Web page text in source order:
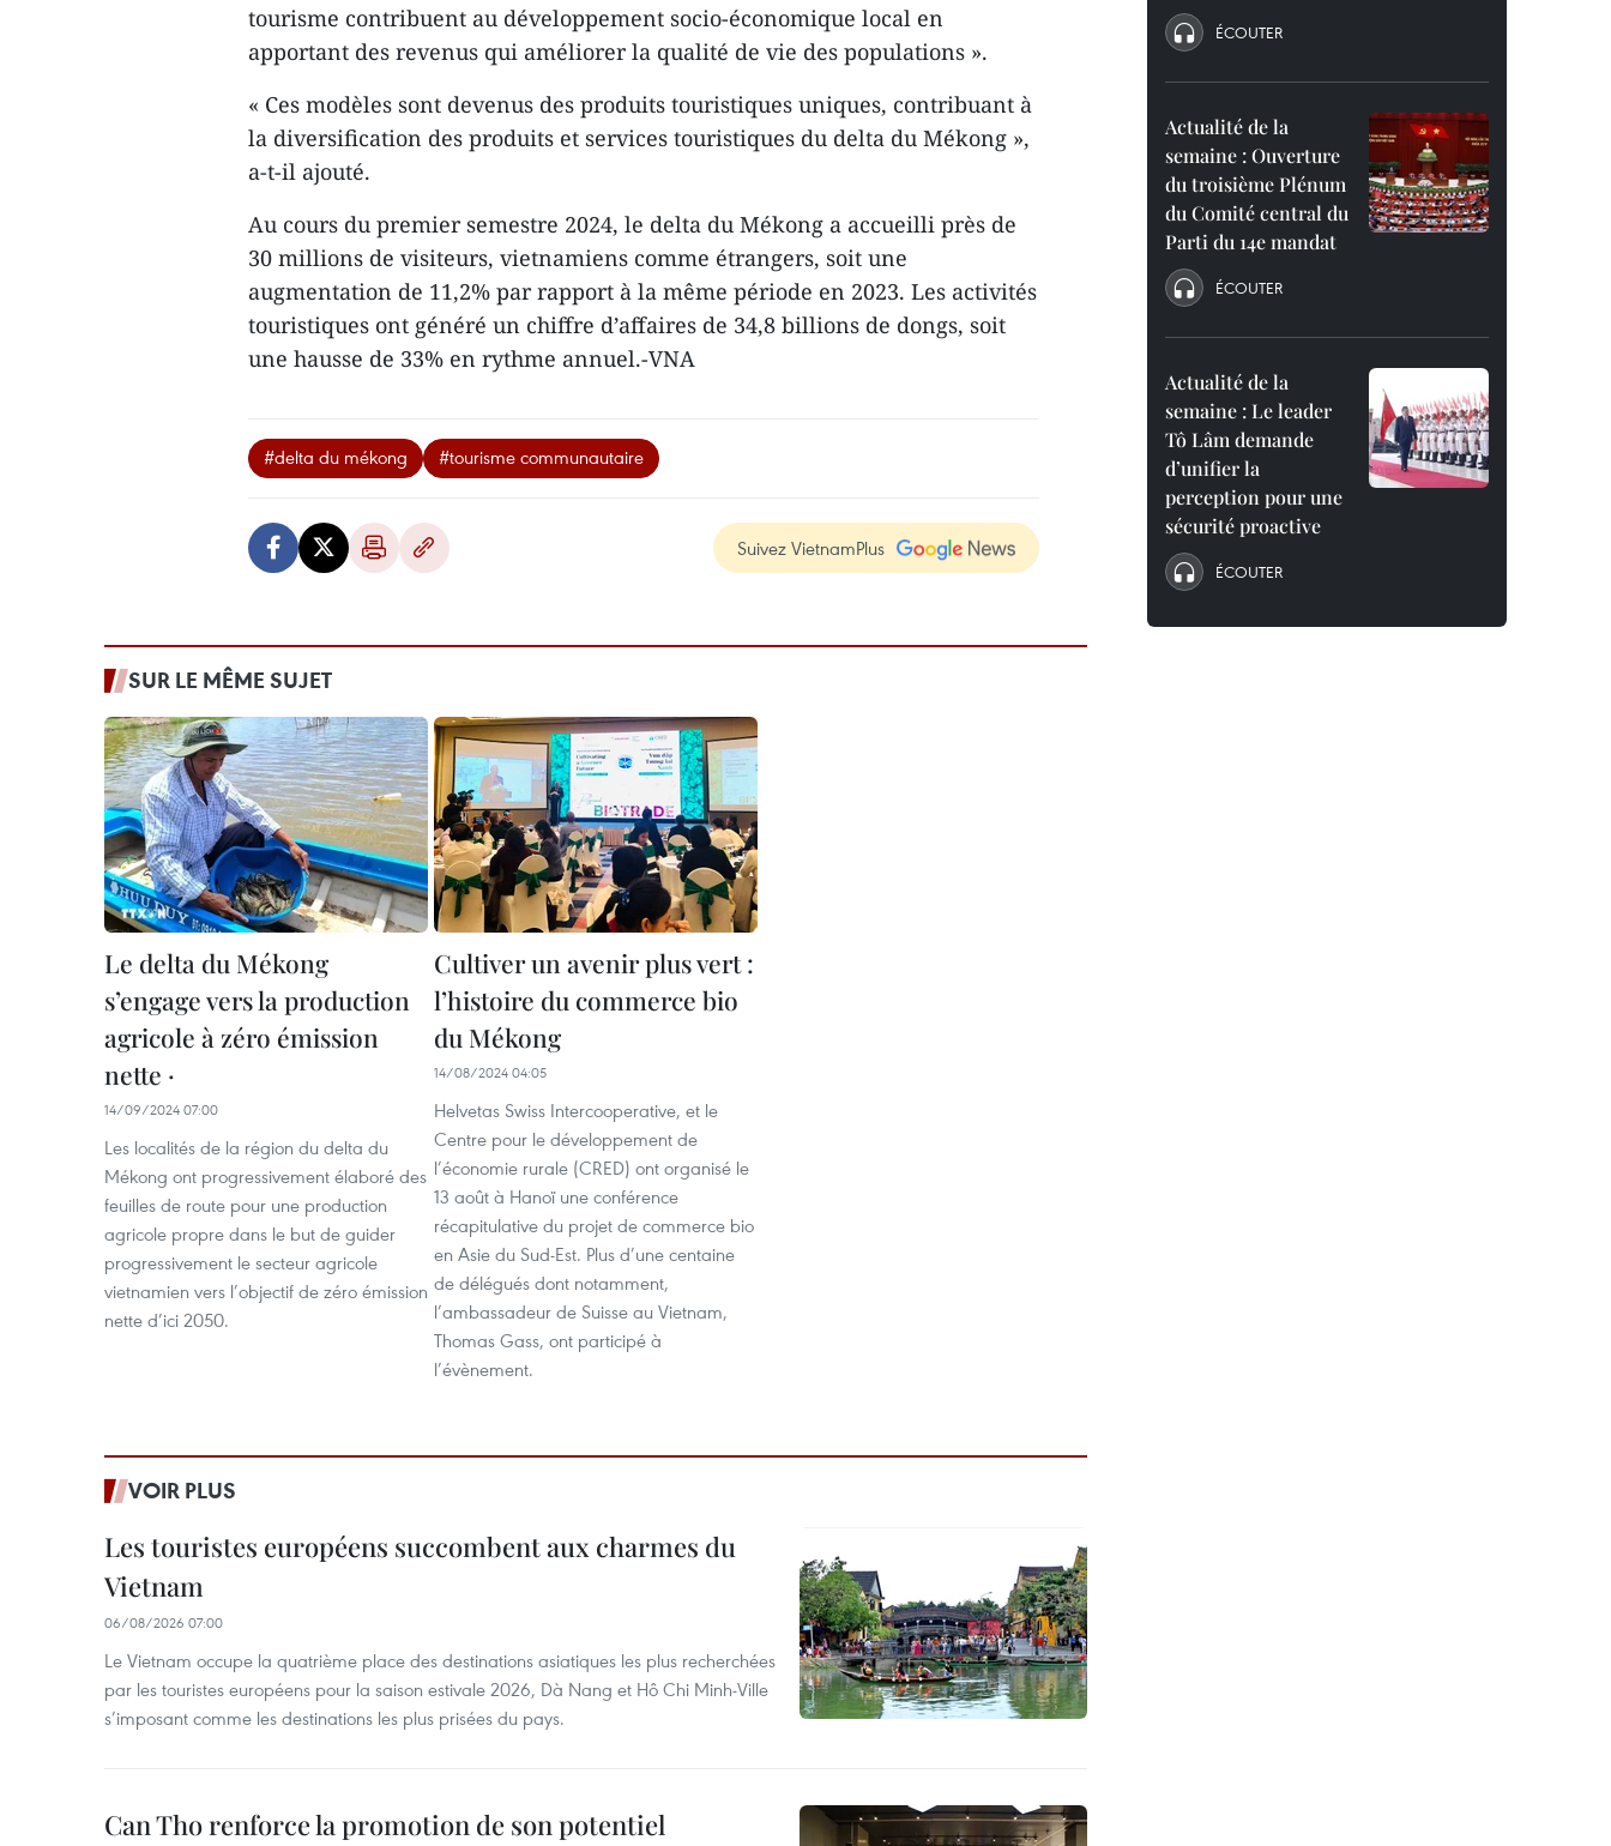
tourisme contribuent au développement socio-économique local en
apportant des revenus qui améliorer la qualité de vie des populations ».
« Ces modèles sont devenus des produits touristiques uniques, contribuant à
la diversification des produits et services touristiques du delta du Mékong »,
a-t-il ajouté.
Au cours du premier semestre 2024, le delta du Mékong a accueilli près de
30 millions de visiteurs, vietnamiens comme étrangers, soit une
augmentation de 11,2% par rapport à la même période en 2023. Les activités
touristiques ont généré un chiffre d’affaires de 34,8 billions de dongs, soit
une hausse de 33% en rythme annuel.-VNA
#delta du mékong #tourisme communautaire
Suivez VietnamPlus
SUR LE MÊME SUJET
Le delta du Mékong
s’engage vers la production
agricole à zéro émission
nette ·
14/09/2024 07:00
Les localités de la région du delta du
Mékong ont progressivement élaboré des
feuilles de route pour une production
agricole propre dans le but de guider
progressivement le secteur agricole
vietnamien vers l’objectif de zéro émission
nette d’ici 2050.
Cultiver un avenir plus vert :
l’histoire du commerce bio
du Mékong
14/08/2024 04:05
Helvetas Swiss Intercooperative, et le
Centre pour le développement de
l’économie rurale (CRED) ont organisé le
13 août à Hanoï une conférence
récapitulative du projet de commerce bio
en Asie du Sud-Est. Plus d’une centaine
de délégués dont notamment,
l’ambassadeur de Suisse au Vietnam,
Thomas Gass, ont participé à
l’évènement.
VOIR PLUS
Les touristes européens succombent aux charmes du
Vietnam
06/08/2026 07:00
Le Vietnam occupe la quatrième place des destinations asiatiques les plus recherchées
par les touristes européens pour la saison estivale 2026, Dà Nang et Hô Chi Minh-Ville
s’imposant comme les destinations les plus prisées du pays.
Can Tho renforce la promotion de son potentiel
ÉCOUTER
Actualité de la
semaine : Ouverture
du troisième Plénum
du Comité central du
Parti du 14e mandat
ÉCOUTER
Actualité de la
semaine : Le leader
Tô Lâm demande
d’unifier la
perception pour une
sécurité proactive
ÉCOUTER